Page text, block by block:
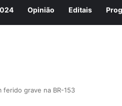
Opinião Editais
grave na BR-153